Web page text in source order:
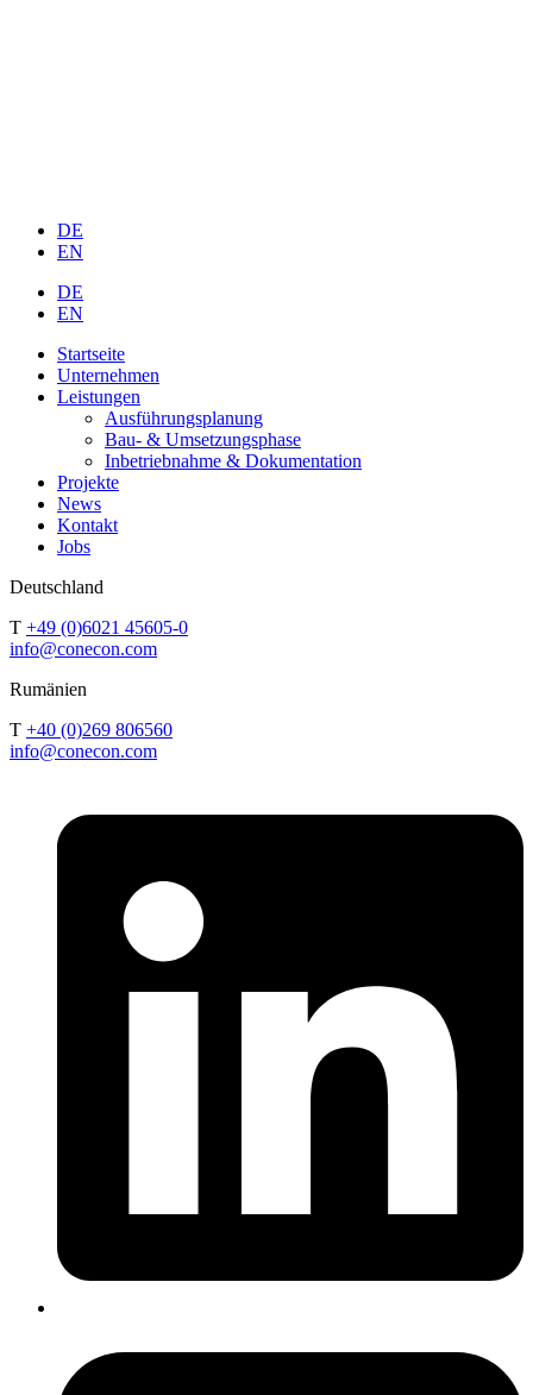
DE
EN
DE
EN
Startseite
Unternehmen
Leistungen
Ausführungsplanung
Bau- & Umsetzungsphase
Inbetriebnahme & Dokumentation
Projekte
News
Kontakt
Jobs
Deutschland
T +49 (0)6021 45605-0
info@conecon.com
Rumänien
T +40 (0)269 806560
info@conecon.com